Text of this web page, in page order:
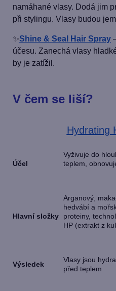
namáhané vlasy. Dodá jim
při stylingu. Vlasy budou
✨Shine & Seal Hair Spray
účesu. Zanechá vlasy
by je zatížil.
V čem se liší?
Hydrating
Účel
Vyživuje do
teplem,
Hlavní složky
Arganový,
hedvábí a
proteiny,
HP (extrakt z
Výsledek
Vlasy jsou
před teplem